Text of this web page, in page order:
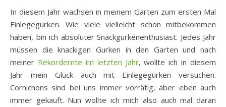
In diesem Jahr wachsen in meinem Garten zum ersten Mal
Einlegegurken. Wie viele vielleicht schon mitbekommen
haben, bin ich absoluter Snackgurkenenthusiast. Jedes Jahr
müssen die knackigen Gurken in den Garten und nach
meiner Rekordernte im letzten Jahr, wollte ich in diesem
Jahr mein Glück auch mit Einlegegurken versuchen.
Cornichons sind bei uns immer vorrätig, aber eben auch
immer gekauft. Nun wollte ich mich also auch mal daran